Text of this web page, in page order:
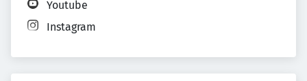
Youtube
Instagram